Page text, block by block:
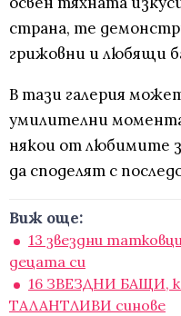
страна, те
грижовни и любящи
В тази галерия
умилителни
някои от любимите
да споделят с
Виж още:
13 звездни
децата си
16 ЗВЕЗДНИ БАЩИ,
ТАЛАНТЛИВИ синове